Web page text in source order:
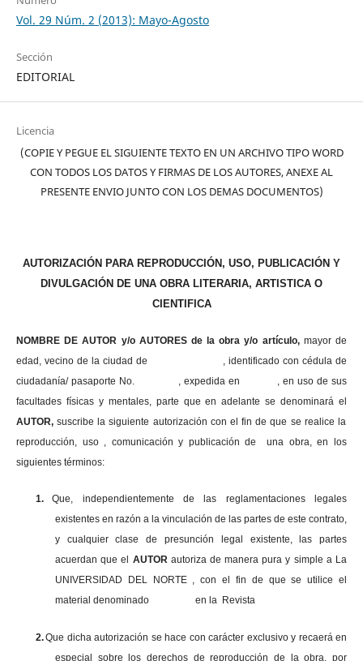
Vol. 29 Núm. 2 (2013): Mayo-Agosto
Sección
EDITORIAL
Licencia
(COPIE Y PEGUE EL SIGUIENTE TEXTO EN UN ARCHIVO TIPO WORD
CON TODOS LOS DATOS Y FIRMAS DE LOS AUTORES, ANEXE AL
PRESENTE ENVIO JUNTO CON LOS DEMAS DOCUMENTOS)
AUTORIZACIÓN PARA REPRODUCCIÓN, USO, PUBLICACIÓN Y
DIVULGACIÓN DE UNA OBRA LITERARIA, ARTISTICA O
CIENTIFICA
NOMBRE DE AUTOR y/o AUTORES de la obra y/o artículo, mayor de
edad, vecino de la ciudad de , identificado con cédula de
ciudadanía/ pasaporte No. , expedida en , en uso de sus
facultades físicas y mentales, parte que en adelante se denominará el
AUTOR,suscribe la siguiente autorización con el fin de que se realice la
reproducción, uso , comunicación y publicación de una obra, en los
siguientes términos:
1.
Que, independientemente de las reglamentaciones legales
existentes en razón a la vinculación de las partes de este contrato,
y cualquier clase de presunción legal existente, las partes
acuerdan que el AUTOR autoriza de manera pura y simple a La
UNIVERSIDAD DEL NORTE , con el fin de que se utilice el
material denominado en la Revista
2.Que dicha autorización se hace con carácter exclusivo y recaerá en
especial sobre los derechos de reproducción de la obra, por